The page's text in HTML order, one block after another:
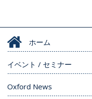
ホーム
イベント / セミナー
Oxford News